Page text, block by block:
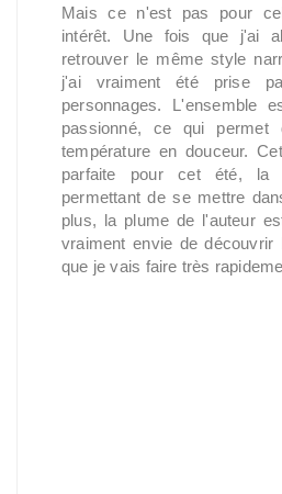
Mais ce n'est pas pour
intérêt. Une fois que j'ai
retrouver le même style
j'ai vraiment été prise
personnages. L'ensemble
passionné, ce qui
température en douceur.
parfaite pour cet été, la
permettant de se mettre
plus, la plume de l'auteur
vraiment envie de
que je vais faire très